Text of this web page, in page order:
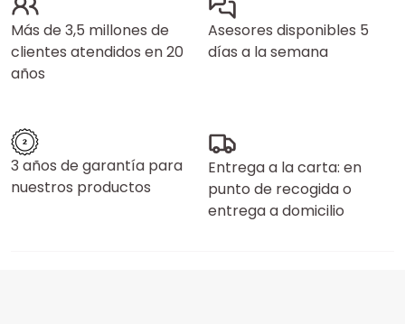
Más de 3,5 millones de
clientes atendidos en 20
años
Asesores disponibles 5
días a la semana
3 años de garantía para
nuestros productos
Entrega a la carta: en
punto de recogida o
entrega a domicilio